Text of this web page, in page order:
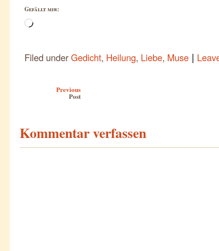
Gefällt mir:
Wird
Filed underGedicht, Heilung, Liebe, Muse |
Previous
Post
Kommentar verfassen